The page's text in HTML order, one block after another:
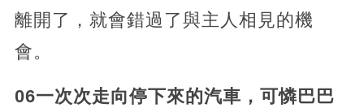
離開了，就會錯過了與主人相見的機
會。
06一次次走向停下來的汽車，可憐巴巴